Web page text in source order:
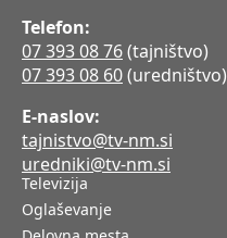
Telefon:
07 393 08 76(tajništvo)
07 393 08 60(uredništvo)
E-naslov:
tajnistvo@tv-nm.si
uredniki@tv-nm.si
Televizija
Oglaševanje